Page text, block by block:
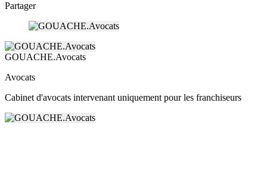
Partager
GOUACHE.Avocats
Avocats
Cabinet d'avocats intervenant uniquement pour les franchiseurs